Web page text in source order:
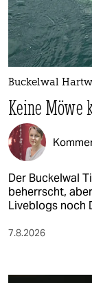
nord
wahrheit
verlag
veranstaltungen
shop
fragen & hilfe
unterstützen
Buckelwal
Keine Möwe
Der Buckelwal
beherrscht,
Liveblogs noch
7.8.2026